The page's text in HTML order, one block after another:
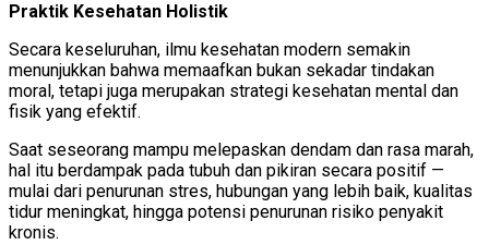
Praktik Kesehatan Holistik
Secara keseluruhan, ilmu kesehatan modern semakin
menunjukkan bahwa memaafkan bukan sekadar tindakan
moral, tetapi juga merupakan strategi kesehatan mental dan
fisik yang efektif.
Saat seseorang mampu melepaskan dendam dan rasa marah,
hal itu berdampak pada tubuh dan pikiran secara positif —
mulai dari penurunan stres, hubungan yang lebih baik, kualitas
tidur meningkat, hingga potensi penurunan risiko penyakit
kronis.